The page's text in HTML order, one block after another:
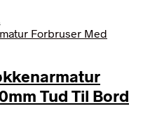
aktuelle
16.649,00 kr..
Tud Til Bord